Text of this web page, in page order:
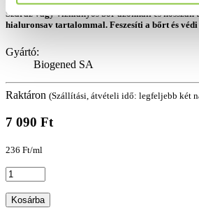
Száraz vagy vízhiányos bőr azonnali és
hialuronsav tartalommal. Feszesíti a bőrt és
Gyártó:
Biogened SA
Raktáron (Szállítási, átvételi idő: legfeljebb két
7 090 Ft
236 Ft/ml
Kosárba